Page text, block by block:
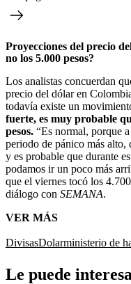
Proyecciones del precio
no los 5.000 pesos?
Los analistas concuerdan
precio del dólar en
todavía existe un
fuerte, es muy probable
pesos. “Es normal, porque
periodo de pánico más alto,
y es probable que durante
podamos ir un poco más
que el viernes tocó los
diálogo con SEMANA.
VER MÁS
DivisasDolarministerio de
Le puede